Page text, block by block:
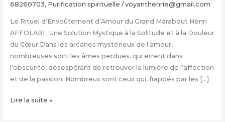
68260703, Purification spirituelle /voyanthenrie@gmail.com
Le Rituel d’Envoûtement d’Amour du Grand Marabout Henri
AFFOLABI : Une Solution Mystique à la Solitude et à la Douleur
du Cœur Dans les arcanes mystérieux de l’amour,
nombreuses sont les âmes perdues, qui errent dans
l’obscurité, désespérant de retrouver la lumière de l’affection
et de la passion. Nombreux sont ceux qui, frappés par les […]
Rituel
Lire la suite »